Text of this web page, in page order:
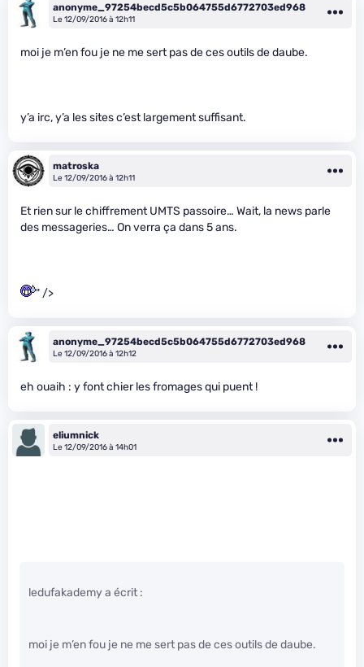
anonyme_97254becd5c5b064755d6772703ed968
Le 12/09/2016 à 12h11
moi je m’en fou je ne me sert pas de ces outils de daube.
y’a irc, y’a les sites c’est largement suffisant.
matroska
Le 12/09/2016 à 12h11
Et rien sur le chiffrement UMTS passoire… Wait, la news parle
des messageries… On verra ça dans 5 ans.
" />
anonyme_97254becd5c5b064755d6772703ed968
Le 12/09/2016 à 12h12
eh ouaih : y font chier les fromages qui puent !
eliumnick
Le 12/09/2016 à 14h01
ledufakademy a écrit :
moi je m’en fou je ne me sert pas de ces outils de daube.